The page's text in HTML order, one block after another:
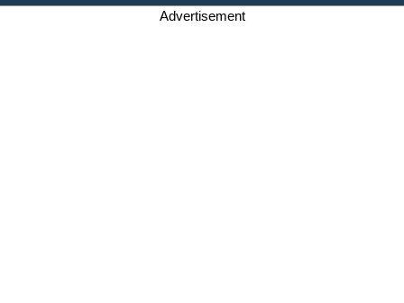
Advertisement